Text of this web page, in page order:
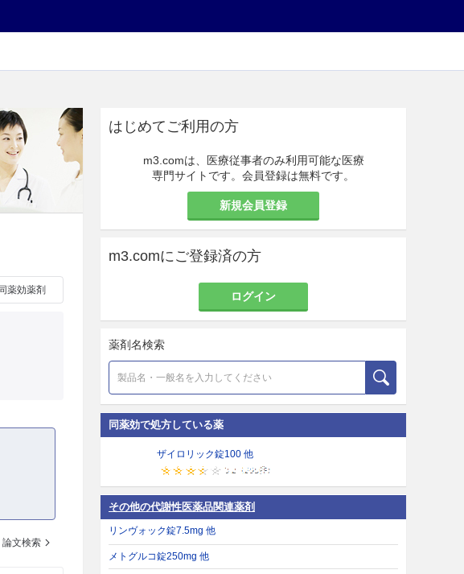
同薬効薬剤
論文検索
はじめてご利用の方
m3.comは、医療従事者のみ利用可能な医療
専門サイトです。会員登録は無料です。
新規会員登録
m3.comにご登録済の方
ログイン
薬剤名検索
同薬効で処方している薬
ザイロリック錠100 他
その他の代謝性医薬品関連薬剤
リンヴォック錠7.5mg 他
メトグルコ錠250mg 他